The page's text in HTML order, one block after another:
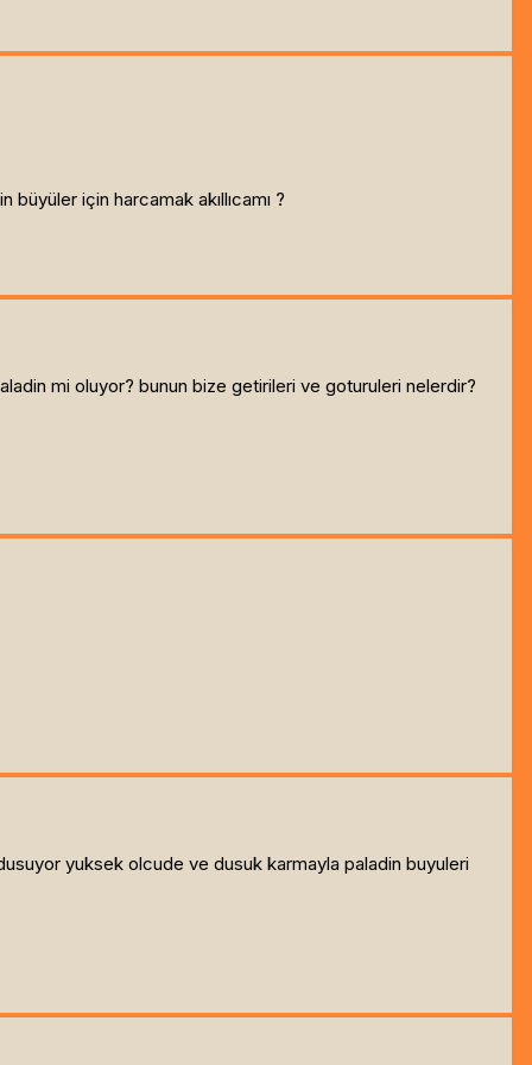
için harcamak akıllıcamı ?
mi oluyor? bunun bize getirileri ve goturuleri nelerdir?
yuksek olcude ve dusuk karmayla paladin buyuleri